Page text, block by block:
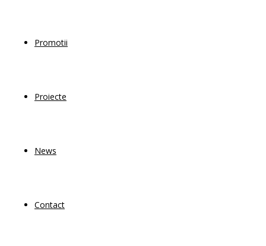
Promotii
Proiecte
News
Contact